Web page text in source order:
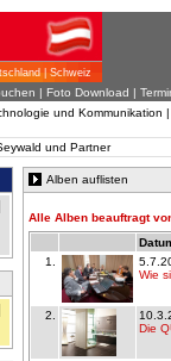
| Schweiz
| Foto Download |
und Kommunikation
und Partner
Alben auflisten
Alle Alben beauftragt
1.
Wie
2.
Die